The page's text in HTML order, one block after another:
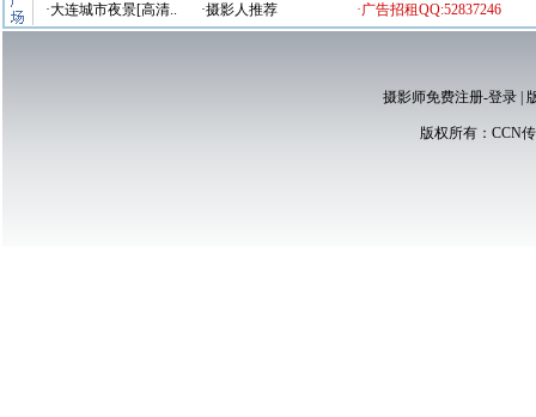
·大连城市夜景[高清..
·摄影人推荐 ·广告招租QQ:52837246
摄影师免费注册-登录|
版权所有： CCN